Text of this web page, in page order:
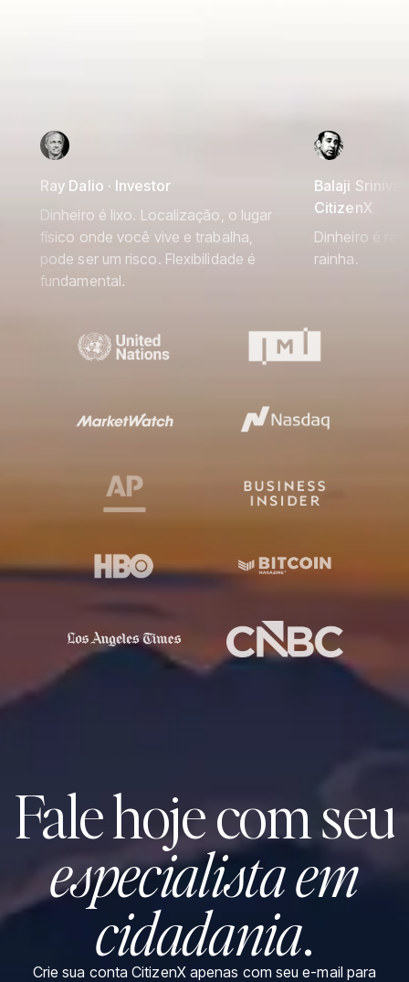
Ray Dalio · Investor
Dinheiro é lixo. Localização, o lugar
físico onde você vive e trabalha,
pode ser um risco. Flexibilidade é
fundamental.
Balaji
CitizenX
Dinheiro é
rainha.
Fale hoje com seu
especialista em
cidadania.
Crie sua conta CitizenX apenas com seu e-mail para